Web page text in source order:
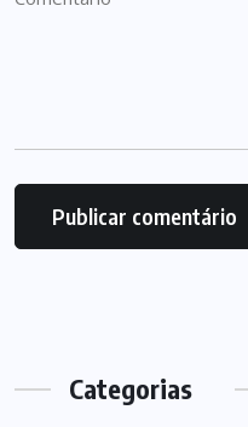
Categorias